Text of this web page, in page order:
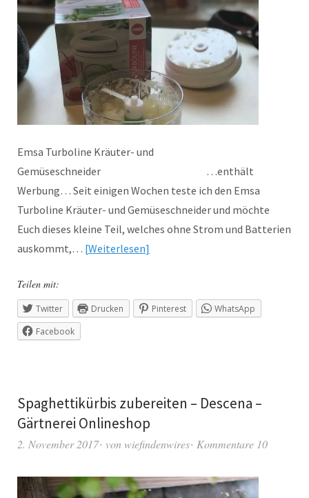
Emsa Turboline Kräuter- und
Gemüseschneider …enthält
Werbung… Seit einigen Wochen teste ich den Emsa
Turboline Kräuter- und Gemüseschneider und möchte
Euch dieses kleine Teil, welches ohne Strom und Batterien
auskommt,… Weiterlesen
Teilen mit:
Twitter Drucken Pinterest
WhatsApp
Facebook
Spaghettikürbis zubereiten – Descena –
Gärtnerei Onlineshop
2. November 2017 von wiefindenwires Kommentare 10